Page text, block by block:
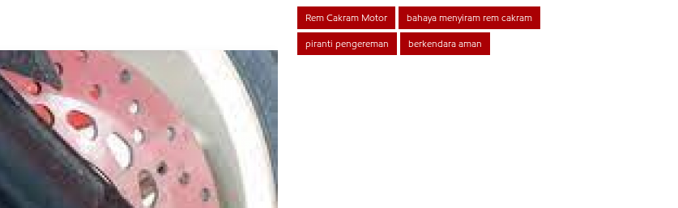
Rem Cakram Motor bahaya menyiram rem cakram
piranti pengereman berkendara aman